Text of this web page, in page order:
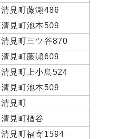
見町藤瀬486
見町池本509
見町三ツ谷870
見町藤瀬609
見町上小鳥524
見町池本509
見町
見町楢谷
見町福寄1594